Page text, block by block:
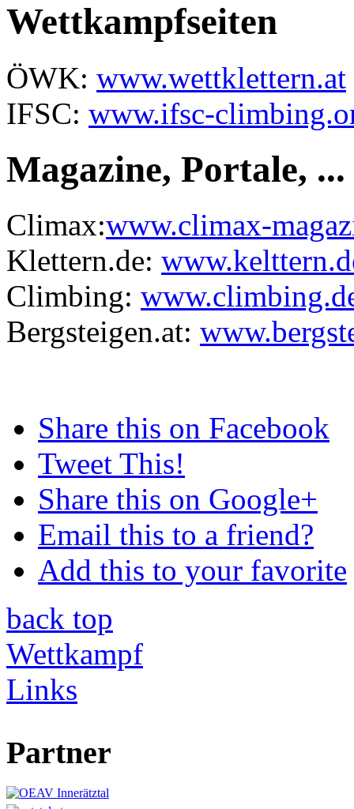
Wettkampfseiten
ÖWK: www.wettklettern.at
IFSC: www.ifsc-
Magazine, Portale, ...
Climax:www.climax-
Klettern.de:
Climbing:
Bergsteigen.at:
Share this on Facebook
Tweet This!
Share this on Google+
Email this to a friend?
Add this to your favorite
back top
Wettkampf
Links
Partner